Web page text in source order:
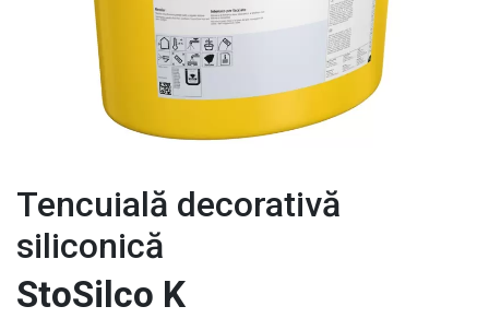
Tencuială decorativă
siliconică
StoSilco K